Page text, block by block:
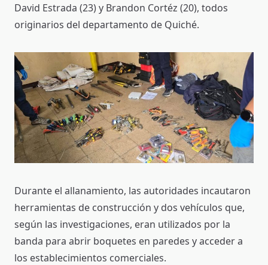
David Estrada (23) y Brandon Cortéz (20), todos
originarios del departamento de Quiché.
Durante el allanamiento, las autoridades incautaron
herramientas de construcción y dos vehículos que,
según las investigaciones, eran utilizados por la
banda para abrir boquetes en paredes y acceder a
los establecimientos comerciales.